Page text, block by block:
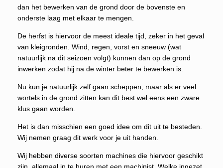
dan het bewerken van de grond door de bovenste en
onderste laag met elkaar te mengen.
De herfst is hiervoor de meest ideale tijd, zeker in het geval
van kleigronden. Wind, regen, vorst en sneeuw (wat
natuurlijk na dit seizoen volgt) kunnen dan op de grond
inwerken zodat hij na de winter beter te bewerken is.
Nu kun je natuurlijk zelf gaan scheppen, maar als er veel
wortels in de grond zitten kan dit best wel eens een zware
klus gaan worden.
Het is dan misschien een goed idee om dit uit te besteden.
Wij nemen graag dit werk voor je uit handen.
Wij hebben diverse soorten machines die hiervoor geschikt